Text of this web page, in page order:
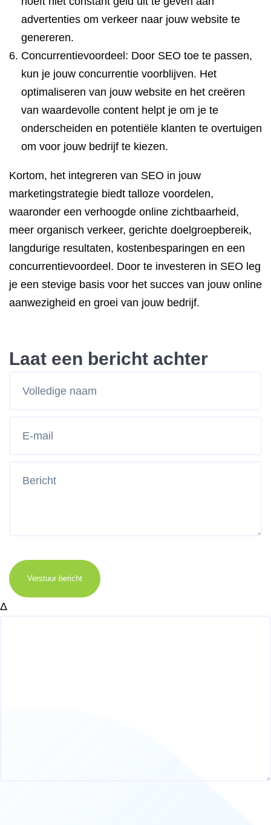
advertenties om verkeer naar jouw website te
genereren.
Concurrentievoordeel: Door SEO toe te passen,
kun je jouw concurrentie voorblijven. Het
optimaliseren van jouw website en het creëren
van waardevolle content helpt je om je te
onderscheiden en potentiële klanten te overtuigen
om voor jouw bedrijf te kiezen.
Kortom, het integreren van SEO in jouw
marketingstrategie biedt talloze voordelen,
waaronder een verhoogde online zichtbaarheid,
meer organisch verkeer, gerichte doelgroepbereik,
langdurige resultaten, kostenbesparingen en een
concurrentievoordeel. Door te investeren in SEO leg
je een stevige basis voor het succes van jouw online
aanwezigheid en groei van jouw bedrijf.
Laat een bericht achter
Verstuur bericht
Δ